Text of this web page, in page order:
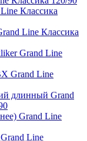
Классика
Line Классика
Grand Line
Grand Line
длинный Grand
Grand Line
Line